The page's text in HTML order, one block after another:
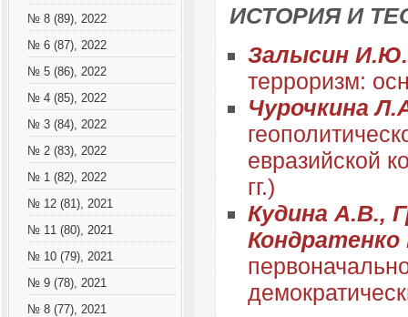
№ 8 (89), 2022
№ 6 (87), 2022
№ 5 (86), 2022
№ 4 (85), 2022
№ 3 (84), 2022
№ 2 (83), 2022
№ 1 (82), 2022
№ 12 (81), 2021
№ 11 (80), 2021
№ 10 (79), 2021
№ 9 (78), 2021
№ 8 (77), 2021
ИСТОРИЯ И
Залысин
терроризм:
Чурочкина
евразийской
гг.)
Кудина А.В.,